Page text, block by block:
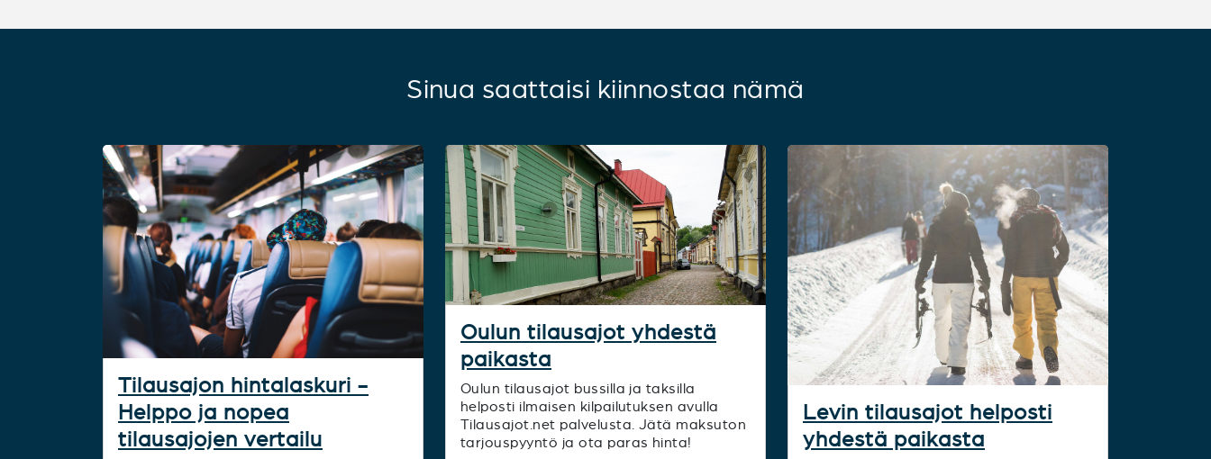
Sinua saattaisi kiinnostaa nämä
Tilausajon hintalaskuri -
Helppo ja nopea
tilausajojen vertailu
Oulun tilausajot yhdestä
paikasta
Oulun tilausajot bussilla ja taksilla
helposti ilmaisen kilpailutuksen avulla
Tilausajot.net palvelusta. Jätä maksuton
tarjouspyyntö ja ota paras hinta!
Levin tilausajot helposti
yhdestä paikasta